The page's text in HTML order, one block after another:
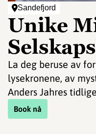
Sandefjord
Unike
La deg beruse av
lysekronene, av
Anders Jahres
Book nå